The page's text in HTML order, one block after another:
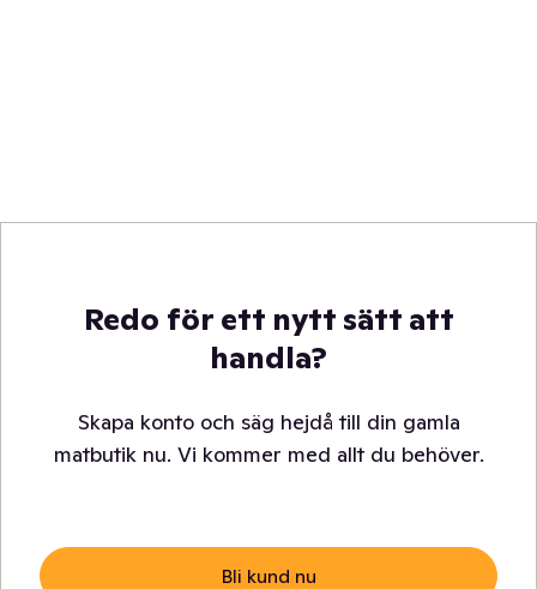
Redo för ett nytt sätt att
handla?
Skapa konto och säg hejdå till din gamla
matbutik nu. Vi kommer med allt du behöver.
Bli kund nu